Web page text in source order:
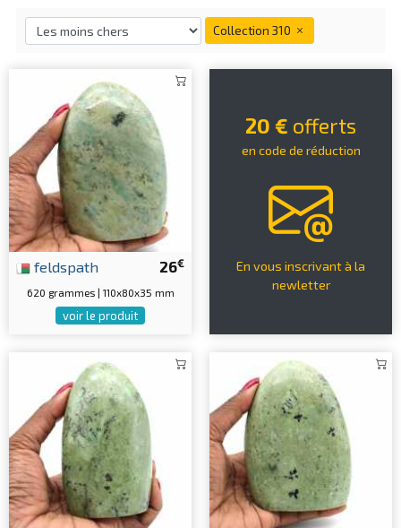
Collection 310
26€
feldspath
620 grammes | 110x80x35 mm
voir le produit
20 € offerts
en code de réduction
En vous inscrivant à la
newletter